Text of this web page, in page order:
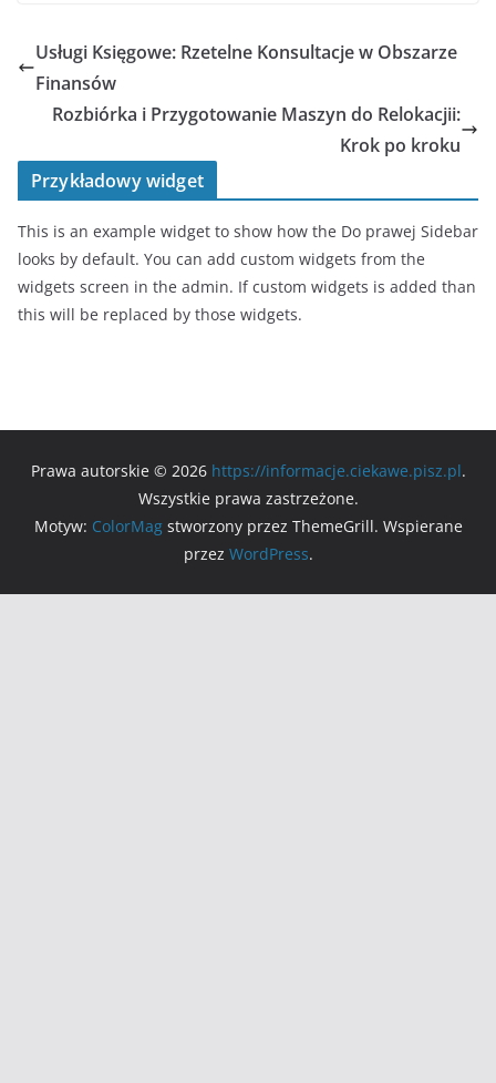
Usługi Księgowe: Rzetelne Konsultacje w Obszarze
Finansów
Rozbiórka i Przygotowanie Maszyn do Relokacjii:
Krok po kroku
Przykładowy widget
This is an example widget to show how the Do prawej Sidebar
looks by default. You can add custom widgets from the
widgets screen in the admin. If custom widgets is added than
this will be replaced by those widgets.
Prawa autorskie © 2026 https://informacje.ciekawe.pisz.pl.
Wszystkie prawa zastrzeżone.
Motyw: ColorMagstworzony przez ThemeGrill. Wspierane
przez WordPress.